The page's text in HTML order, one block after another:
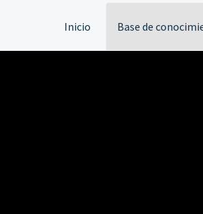
Inicio Base de